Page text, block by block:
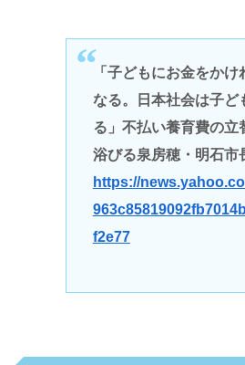
「子どもにお金をかけ
なる。日本社会は子ど
る」不払い養育費の立
浴びる泉房穂・明石市
https://
f2e77